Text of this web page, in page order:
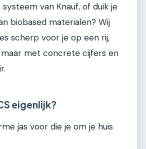
van Knauf, of duik je
biobased materialen? Wij
scherp voor je op een rij,
maar met concrete cijfers en
eigenlijk?
jas voor die je om je huis